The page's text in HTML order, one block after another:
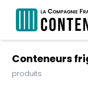
Products
Conteneurs
produits